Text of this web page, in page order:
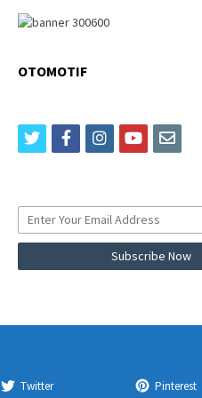
OTOMOTIF
twitterfacebookinstagram
youtubeemail
Twitter Pinterest